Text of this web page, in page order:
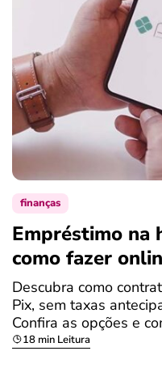
finanças
Empréstimo na
como fazer
Descubra como
Pix, sem taxas
Confira as opções e
18 min Leitura